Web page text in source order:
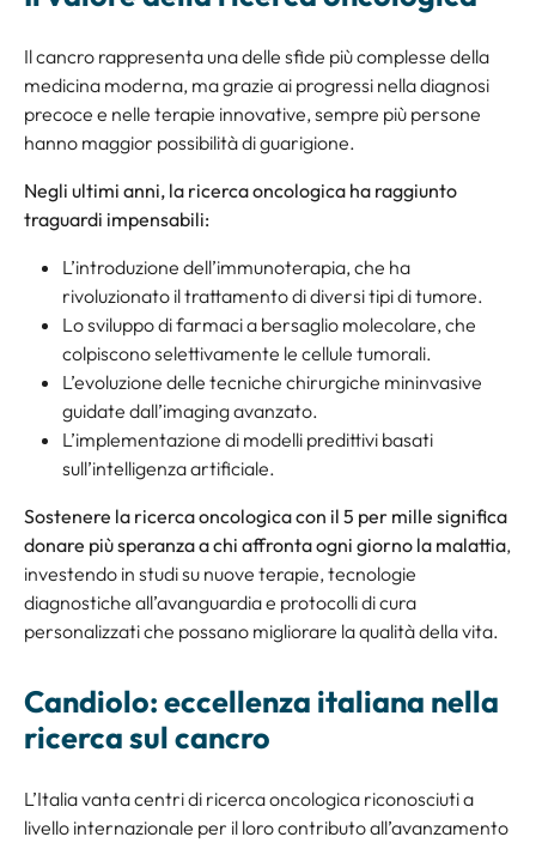
Il cancro rappresenta una delle sfide più complesse della
medicina moderna, ma grazie ai progressi nella diagnosi
precoce e nelle terapie innovative, sempre più persone
hanno maggior possibilità di guarigione.
Negli ultimi anni, la ricerca oncologica ha raggiunto
traguardi impensabili:
L’introduzione dell’immunoterapia, che ha
rivoluzionato il trattamento di diversi tipi di tumore.
Lo sviluppo di farmaci a bersaglio molecolare, che
colpiscono selettivamente le cellule tumorali.
L’evoluzione delle tecniche chirurgiche mininvasive
guidate dall’imaging avanzato.
L’implementazione di modelli predittivi basati
sull’intelligenza artificiale.
Sostenere la ricerca oncologica con il 5 per mille significa
donare più speranza a chi affronta ogni giorno la malattia,
investendo in studi su nuove terapie, tecnologie
diagnostiche all’avanguardia e protocolli di cura
personalizzati che possano migliorare la qualità della vita.
Candiolo: eccellenza italiana nella
ricerca sul cancro
L’Italia vanta centri di ricerca oncologica riconosciuti a
livello internazionale per il loro contributo all’avanzamento